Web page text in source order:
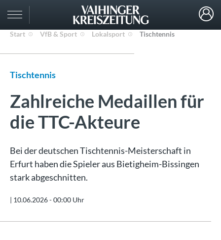
Start VfB & Sport Lokalsport Tischtennis
Tischtennis
Zahlreiche Medaillen für
die TTC-Akteure
Bei der deutschen Tischtennis-Meisterschaft in
Erfurt haben die Spieler aus Bietigheim-Bissingen
stark abgeschnitten.
| 10.06.2026 - 00:00 Uhr